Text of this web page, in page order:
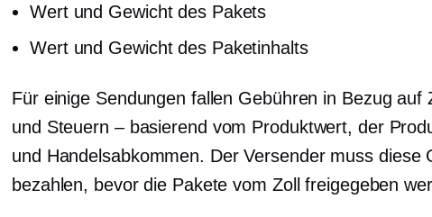
Wert und Gewicht des Pakets
Wert und Gewicht des Paketinhalts
Für einige Sendungen fallen Gebühren in Bezug auf
und Steuern – basierend vom Produktwert, der
und Handelsabkommen. Der Versender muss diese
bezahlen, bevor die Pakete vom Zoll freigegeben